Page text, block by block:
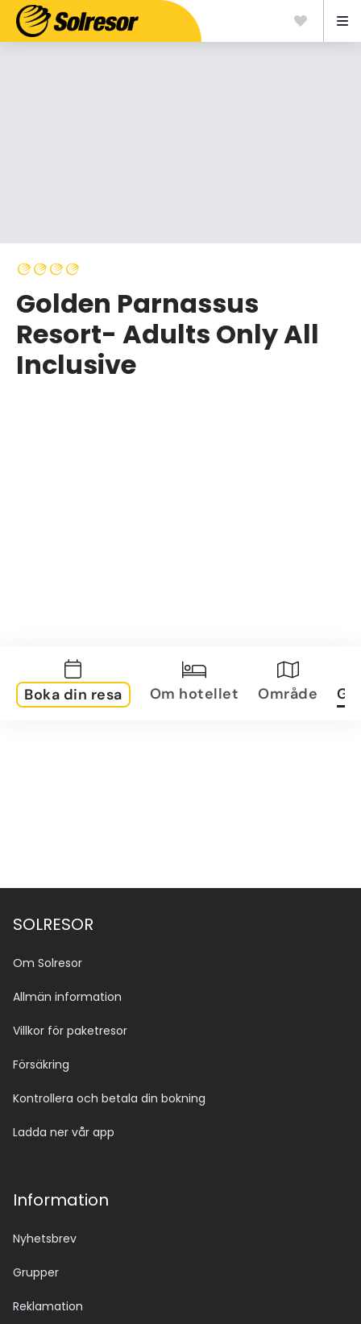
Golden Parnassus
Resort- Adults Only All
Inclusive
Boka din resa Om hotellet Område
SOLRESOR
Om Solresor
Allmän information
Villkor för paketresor
Försäkring
Kontrollera och betala din bokning
Ladda ner vår app
Information
Nyhetsbrev
Grupper
Reklamation